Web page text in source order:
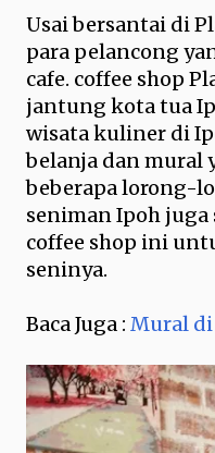
Usai bersantai di
para pelancong
cafe. coffee shop
jantung kota tua
wisata kuliner di
belanja dan mural
beberapa lorong-
seniman Ipoh
coffee shop ini
seninya.
Baca Juga : Mural